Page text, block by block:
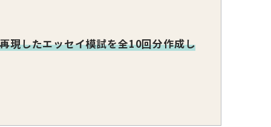
現したエッセイ模試を全10回分作成し